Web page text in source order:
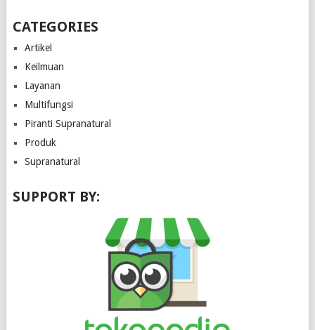
CATEGORIES
Artikel
Keilmuan
Layanan
Multifungsi
Piranti Supranatural
Produk
Supranatural
SUPPORT BY: